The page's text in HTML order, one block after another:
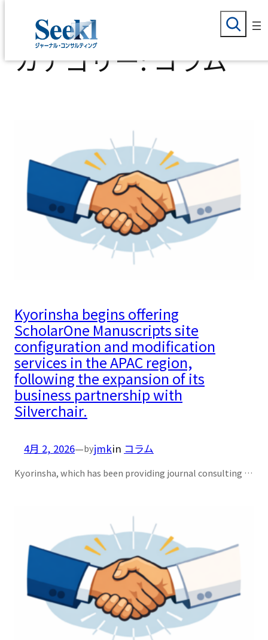
を
検
索
カテゴリー:コラム
Kyorinsha begins offering
ScholarOne Manuscripts site
configuration and modification
services in the APAC region,
following the expansion of its
business partnership with
Silverchair.
4月 2, 2026—byjmkin コラム
Kyorinsha, which has been providing journal consulting …